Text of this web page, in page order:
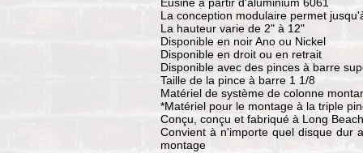
La conception modulaire permet
La hauteur varie de 2" à 12"
Disponible en noir Ano ou Nickel
Disponible en droit ou en retrait
Disponible avec des pinces à barre
Taille de la pince à barre 1 1/8
Matériel de système de colonne
*Matériel pour le montage à la triple
Conçu, conçu et fabriqué à Long
Convient à n'importe quel disque dur
montage